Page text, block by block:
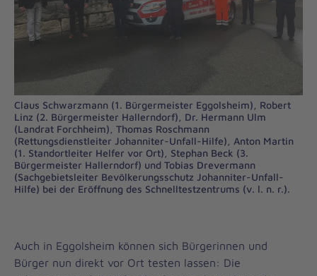
Claus Schwarzmann (1. Bürgermeister Eggolsheim), Robert
Linz (2. Bürgermeister Hallerndorf), Dr. Hermann Ulm
(Landrat Forchheim), Thomas Roschmann
(Rettungsdienstleiter Johanniter-Unfall-Hilfe), Anton Martin
(1. Standortleiter Helfer vor Ort), Stephan Beck (3.
Bürgermeister Hallerndorf) und Tobias Drevermann
(Sachgebietsleiter Bevölkerungsschutz Johanniter-Unfall-
Hilfe) bei der Eröffnung des Schnelltestzentrums (v. l. n. r.).
Auch in Eggolsheim können sich Bürgerinnen und
Bürger nun direkt vor Ort testen lassen: Die